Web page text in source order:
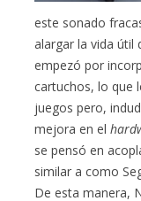
este sonado
alargar la vida útil
empezó por
cartuchos, lo que
juegos pero,
mejora en el
se pensó en
similar a como
De esta manera,